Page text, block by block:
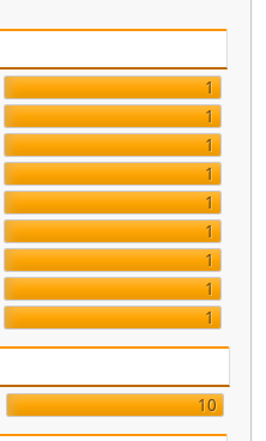
1
1
1
1
1
1
1
1
1
10